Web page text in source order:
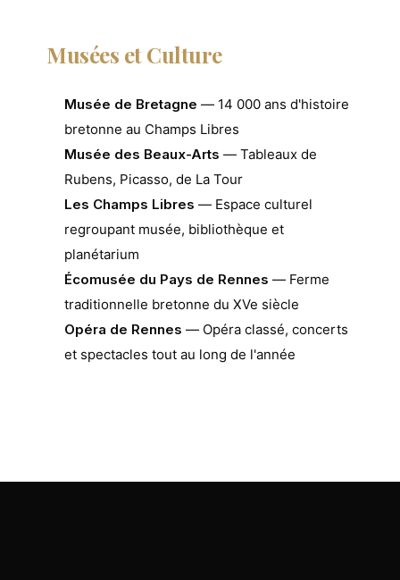
Musées et Culture
Musée de Bretagne — 14 000 ans d'histoire
bretonne au Champs Libres
Musée des Beaux-Arts — Tableaux de
Rubens, Picasso, de La Tour
Les Champs Libres — Espace culturel
regroupant musée, bibliothèque et
planétarium
Écomusée du Pays de Rennes — Ferme
traditionnelle bretonne du XVe siècle
Opéra de Rennes — Opéra classé, concerts
et spectacles tout au long de l'année